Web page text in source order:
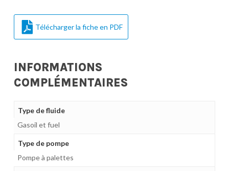
Télécharger la fiche en PDF
INFORMATIONS
COMPLÉMENTAIRES
Type de fluide
Gasoil et fuel
Type de pompe
Pompe à palettes